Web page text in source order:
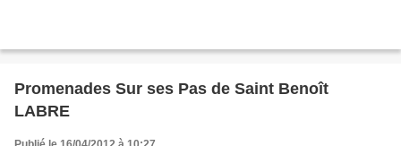
Promenades Sur ses Pas de Saint Benoît
LABRE